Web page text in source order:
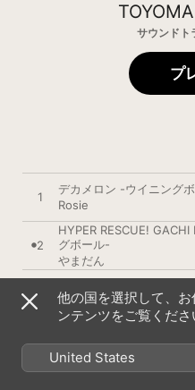
サウンドト
プ
1
デカメロン -ウイニング
Rosie
2
HYPER RESCUE!
グボール-
やまだん
大当りBGM -ウイニング
5 ベテランモードBGM -ウ
他の国を選択して、
ンテンツをご覧くださ
United States